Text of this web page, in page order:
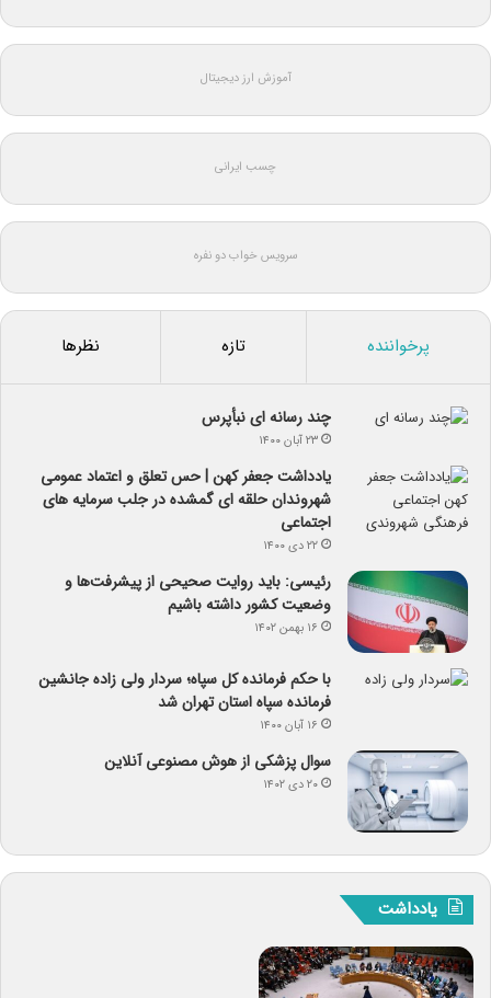
آموزش ارز دیجیتال
چسب ایرانی
سرویس خواب دو نفره
پرخواننده تازه نظرها
چند رسانه ای نبأپرس
۲۳ آبان ۱۴۰۰
یادداشت جعفر کهن | حس تعلق و اعتماد عمومی
شهروندان حلقه ای گمشده در جلب سرمایه های
اجتماعی
۲۲ دی ۱۴۰۰
رئیسی: باید روایت صحیحی از پیشرفت‌ها و
وضعیت کشور داشته باشیم
۱۶ بهمن ۱۴۰۲
با حکم فرمانده کل سپاه؛ سردار ولی زاده جانشین
فرمانده سپاه استان تهران شد
۱۶ آبان ۱۴۰۰
سوال پزشکی از هوش مصنوعی آنلاین
۲۰ دی ۱۴۰۲
یادداشت